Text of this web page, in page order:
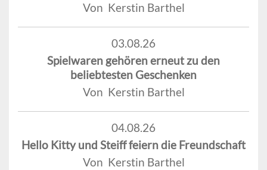
Von Kerstin Barthel
03.08.26
Spielwaren gehören erneut zu den
beliebtesten Geschenken
Von Kerstin Barthel
04.08.26
Hello Kitty und Steiff feiern die Freundschaft
Von Kerstin Barthel